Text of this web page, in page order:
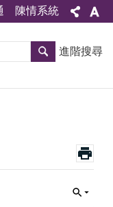
陳情系統
進階搜尋